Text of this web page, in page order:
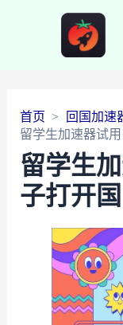
首页
回国加速
留学生加速器试
留学生
子打开